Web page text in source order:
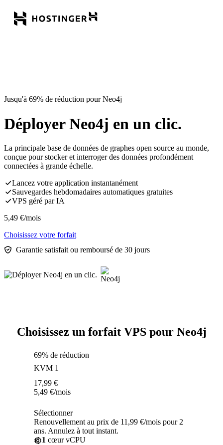
Jusqu'à 69% de réduction pour Neo4j
Déployer Neo4j en un clic.
La principale base de données de graphes open source au monde,
conçue pour stocker et interroger des données profondément
connectées à grande échelle.
Lancez votre application instantanément
Sauvegardes hebdomadaires automatiques gratuites
VPS géré par IA
5,49 €/mois
Choisissez votre forfait
Garantie satisfait ou remboursé de 30 jours
Choisissez un forfait VPS pour Neo4j
69% de réduction
KVM 1
17,99 €
5,49 €/mois
Sélectionner
Renouvellement au prix de 11,99 €/mois pour 2
ans. Annulez à tout instant.
1 cœur vCPU